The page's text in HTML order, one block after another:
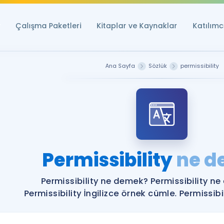
Çalışma Paketleri Kitaplar ve Kaynaklar
Ana Sayfa Sözlük permissibility
Permissibilityne
Permissibility ne demek? Permissibility
Permissibility İngilizce örnek cümle.